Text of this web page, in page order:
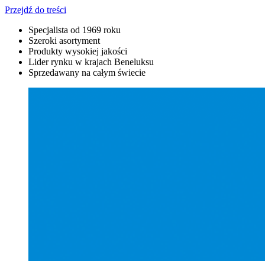
Przejdź do treści
Specjalista od 1969 roku
Szeroki asortyment
Produkty wysokiej jakości
Lider rynku w krajach Beneluksu
Sprzedawany na całym świecie